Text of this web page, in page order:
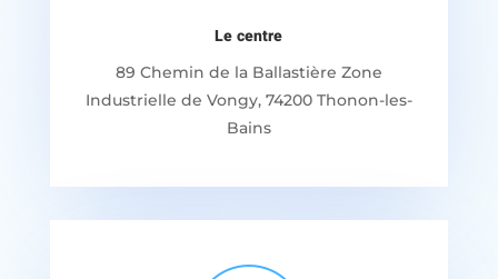
Le centre
89 Chemin de la Ballastière Zone
Industrielle de Vongy, 74200 Thonon-les-
Bains